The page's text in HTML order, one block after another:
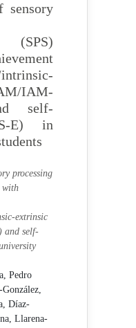
sensory
(SPS)
IAM-
self-
E) in
processing
with
extrinsic
self-
Pedro
Díaz-
Llarena-